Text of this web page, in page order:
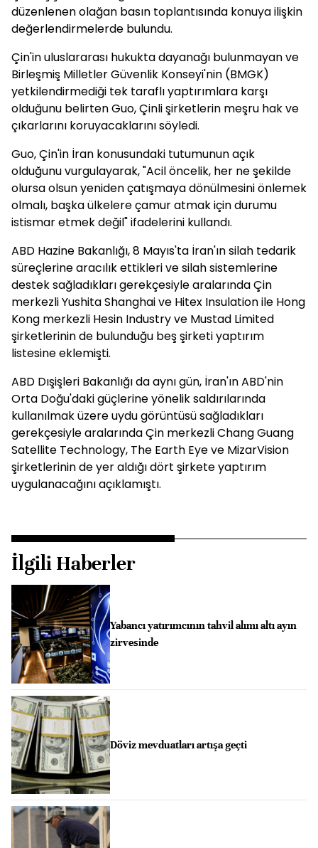
düzenlenen olağan basın toplantısında konuya ilişkin
değerlendirmelerde bulundu.
Çin'in uluslararası hukukta dayanağı bulunmayan ve
Birleşmiş Milletler Güvenlik Konseyi'nin (BMGK)
yetkilendirmediği tek taraflı yaptırımlara karşı
olduğunu belirten Guo, Çinli şirketlerin meşru hak ve
çıkarlarını koruyacaklarını söyledi.
Guo, Çin'in İran konusundaki tutumunun açık
olduğunu vurgulayarak, "Acil öncelik, her ne şekilde
olursa olsun yeniden çatışmaya dönülmesini önlemek
olmalı, başka ülkelere çamur atmak için durumu
istismar etmek değil" ifadelerini kullandı.
ABD Hazine Bakanlığı, 8 Mayıs'ta İran'ın silah tedarik
süreçlerine aracılık ettikleri ve silah sistemlerine
destek sağladıkları gerekçesiyle aralarında Çin
merkezli Yushita Shanghai ve Hitex Insulation ile Hong
Kong merkezli Hesin Industry ve Mustad Limited
şirketlerinin de bulunduğu beş şirketi yaptırım
listesine eklemişti.
ABD Dışişleri Bakanlığı da aynı gün, İran'ın ABD'nin
Orta Doğu'daki güçlerine yönelik saldırılarında
kullanılmak üzere uydu görüntüsü sağladıkları
gerekçesiyle aralarında Çin merkezli Chang Guang
Satellite Technology, The Earth Eye ve MizarVision
şirketlerinin de yer aldığı dört şirkete yaptırım
uygulanacağını açıklamıştı.
İlgili Haberler
Yabancı yatırımcının tahvil alımı altı ayın
zirvesinde
Döviz mevduatları artışa geçti